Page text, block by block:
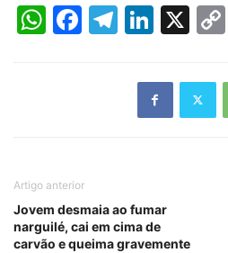
WhatsApp
Facebook
X
Artigo anterior
Jovem desmaia ao fumar
narguilé, cai em cima de
carvão e queima gravemente